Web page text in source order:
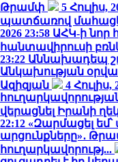
Թրամփ
5 Հուլիս,
պատճառով
2026 23:58 ԱՀԿ-ի նոր
հանտավիրուսի
23:22 Աննախադեպ
Անկախության
Ազիզյան
4 Հուլիս,
վերացնել Իրանի
22:12 «Զարմացել
արցունքները»․
հուղարկավորությ...